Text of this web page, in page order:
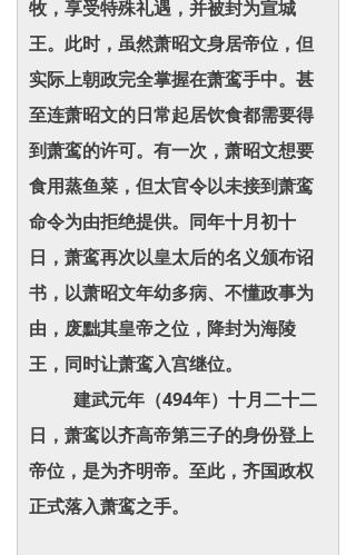
牧，享受特殊礼遇，并被封为宣城
王。此时，虽然萧昭文身居帝位，但
实际上朝政完全掌握在萧鸾手中。甚
至连萧昭文的日常起居饮食都需要得
到萧鸾的许可。有一次，萧昭文想要
食用蒸鱼菜，但太官令以未接到萧鸾
命令为由拒绝提供。同年十月初十
日，萧鸾再次以皇太后的名义颁布诏
书，以萧昭文年幼多病、不懂政事为
由，废黜其皇帝之位，降封为海陵
王，同时让萧鸾入宫继位。
建武元年（494年）十月二十二
日，萧鸾以齐高帝第三子的身份登上
帝位，是为齐明帝。至此，齐国政权
正式落入萧鸾之手。